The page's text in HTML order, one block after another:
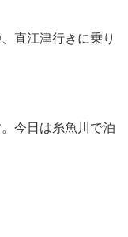
直江津行きに乗り
今日は糸魚川で泊